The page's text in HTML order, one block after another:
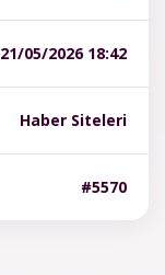
21/05/2026 18:42
Haber Siteleri
#5570